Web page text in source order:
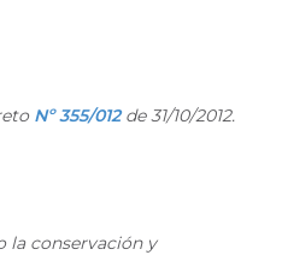
Nº 355/012de 31/10/2012.
la conservación y